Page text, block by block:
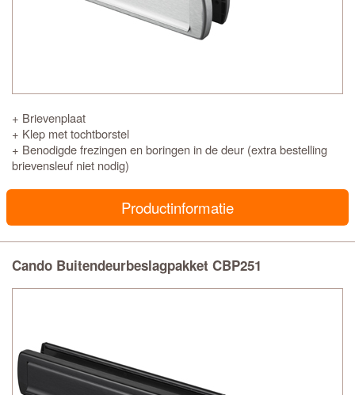
+ Brievenplaat
+ Klep met tochtborstel
+ Benodigde frezingen en boringen in de deur (extra bestelling
brievensleuf niet nodig)
Productinformatie
Cando Buitendeurbeslagpakket CBP251